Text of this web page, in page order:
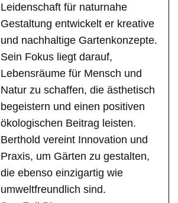
Leidenschaft für naturnahe
Gestaltung entwickelt er kreative
und nachhaltige Gartenkonzepte.
Sein Fokus liegt darauf,
Lebensräume für Mensch und
Natur zu schaffen, die ästhetisch
begeistern und einen positiven
ökologischen Beitrag leisten.
Berthold vereint Innovation und
Praxis, um Gärten zu gestalten,
die ebenso einzigartig wie
umweltfreundlich sind.